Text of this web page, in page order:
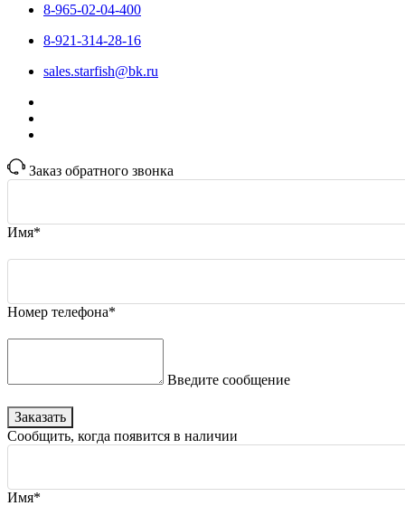
8-965-02-04-400
8-921-314-28-16
sales.starfish@bk.ru
Заказ обратного звонка
Имя*
Номер телефона*
Введите сообщение
Заказать
Сообщить, когда появится в наличии
Имя*